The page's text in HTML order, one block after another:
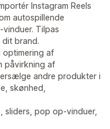
Instagram Reels
autospillende
Tilpas
dit brand.
af
påvirkning af
andre produkter i
skønhed,
sliders, pop op-vinduer,